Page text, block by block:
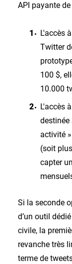
API payante
L'accès
Twitter
100 $,
10.000
L'accès
destinée
activité
(soit
capter
Si la seconde
d’un outil
civile, la
revanche très
terme de